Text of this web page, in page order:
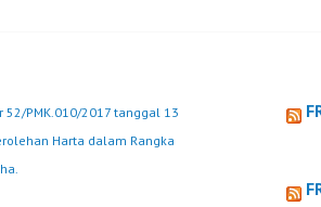
52/PMK.010/2017 tanggal 13
Harta dalam Rangka